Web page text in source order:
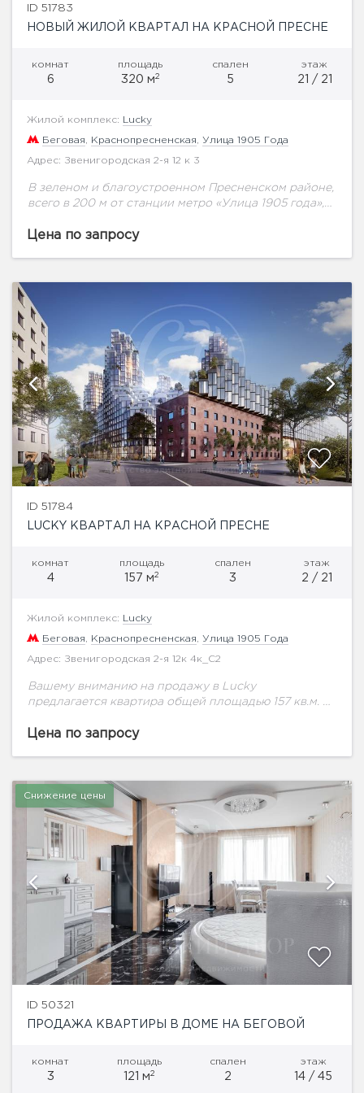
ID 51783
НОВЫЙ ЖИЛОЙ КВАРТАЛ НА КРАСНОЙ ПРЕСНЕ
комнат
6
площадь
320 м2
спален
5
этаж
21 / 21
Жилой комплекс: Lucky
Беговая Краснопресненская Улица 1905 Года
Адрес: Звенигородская 2-я 12 к 3
В зеленом и благоустроенном Пресненском районе,
всего в 200 м от станции метро «Улица 1905 года»,
застройки – жилой квартал Lucky, не имеющий...
Цена по запросу
ID 51784
LUCKY КВАРТАЛ НА КРАСНОЙ ПРЕСНЕ
комнат
4
площадь
157 м2
спален
3
этаж
2 / 21
Жилой комплекс: Lucky
Беговая Краснопресненская Улица 1905 Года
Адрес: Звенигородская 2-я 12к 4к_С2
Вашему вниманию на продажу в Lucky
предлагается квартира общей площадью 157 кв.м. на
благоустроенном Пресненском районе, всего в
Цена по запросу
Снижение цены
ID 50321
ПРОДАЖА КВАРТИРЫ В ДОМЕ НА БЕГОВОЙ
комнат
3
площадь
121 м2
спален
2
этаж
14 / 45